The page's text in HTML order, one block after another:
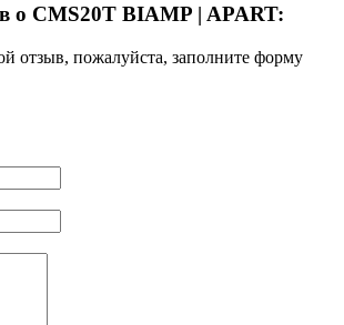
о CMS20T BIAMP | APART:
отзыв, пожалуйста, заполните форму